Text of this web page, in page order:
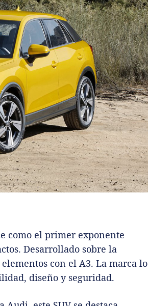
como el primer exponente
Desarrollado sobre la
con el A3. La marca lo
diseño y seguridad.